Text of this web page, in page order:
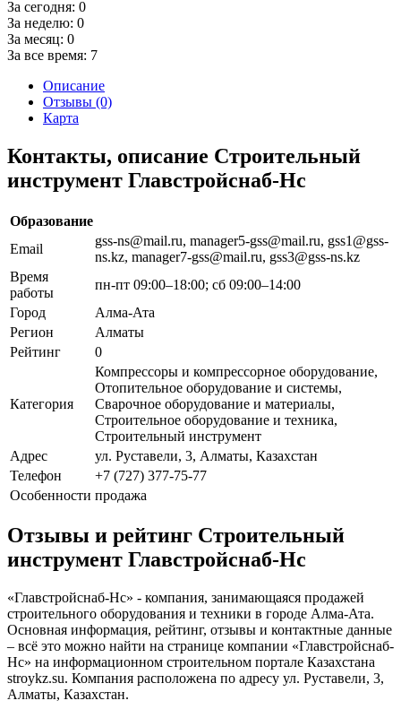
За сегодня: 0
За неделю: 0
За месяц: 0
За все время: 7
Описание
Отзывы (0)
Карта
Контакты, описание Строительный
инструмент Главстройснаб-Нс
Образование
Email
gss-ns@mail.ru, manager5-gss@mail.ru, gss1@gss-
ns.kz, manager7-gss@mail.ru, gss3@gss-ns.kz
Время
работы
пн-пт 09:00–18:00; сб 09:00–14:00
Город
Алма-Ата
Регион
Алматы
Рейтинг
0
Категория
Компрессоры и компрессорное оборудование,
Отопительное оборудование и системы,
Сварочное оборудование и материалы,
Строительное оборудование и техника,
Строительный инструмент
Адрес
ул. Руставели, 3, Алматы, Казахстан
Телефон
+7 (727) 377-75-77
Особенности продажа
Отзывы и рейтинг Строительный
инструмент Главстройснаб-Нс
«Главстройснаб-Нс» - компания, занимающаяся продажей
строительного оборудования и техники в городе Алма-Ата.
Основная информация, рейтинг, отзывы и контактные данные
– всё это можно найти на странице компании «Главстройснаб-
Нс» на информационном строительном портале Казахстана
stroykz.su. Компания расположена по адресу ул. Руставели, 3,
Алматы, Казахстан.